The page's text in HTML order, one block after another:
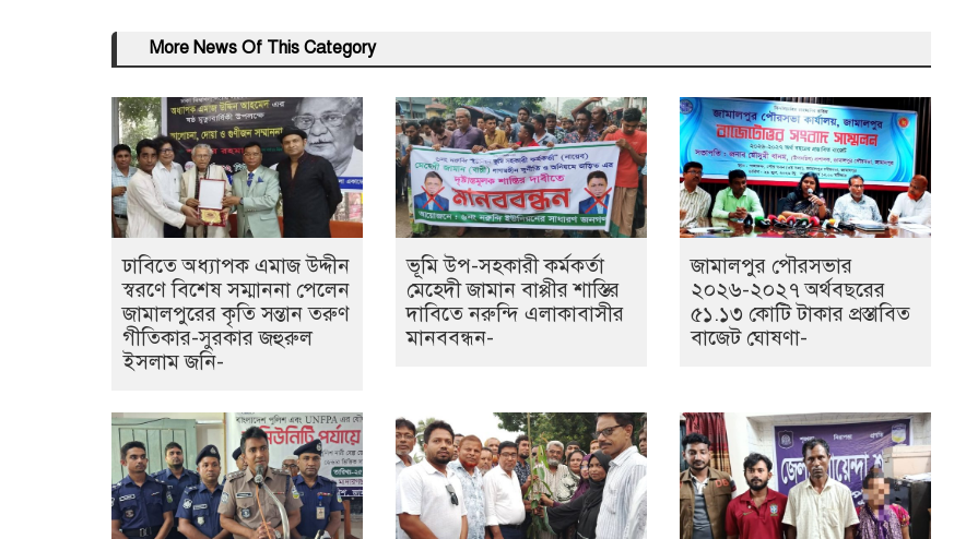
More News Of This Category
ঢাবিতে অধ্যাপক এমাজ উদ্দীন
স্বরণে বিশেষ সম্মাননা পেলেন
জামালপুরের কৃতি সন্তান তরুণ
গীতিকার-সুরকার জহুরুল
ইসলাম জনি-
ভূমি উপ-সহকারী কর্মকর্তা
মেহেদী জামান বাপ্পীর শাস্তির
দাবিতে নরুন্দি এলাকাবাসীর
মানববন্ধন-
জামালপুর পৌরসভার
২০২৬-২০২৭ অর্থবছরের
৫১.১৩ কোটি টাকার প্রস্তাবিত
বাজেট ঘোষণা-